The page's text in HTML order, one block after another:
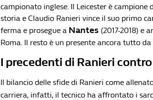
campionato inglese. Il Leicester è
storia e Claudio Ranieri vince il suo primo
ferma e prosegue a Nantes (2017-2018) e
Roma. Il resto è un presente ancora tutto da
I precedenti di Ranieri
Il bilancio delle sfide di Ranieri come
carriera, infatti, il tecnico ha affrontato i